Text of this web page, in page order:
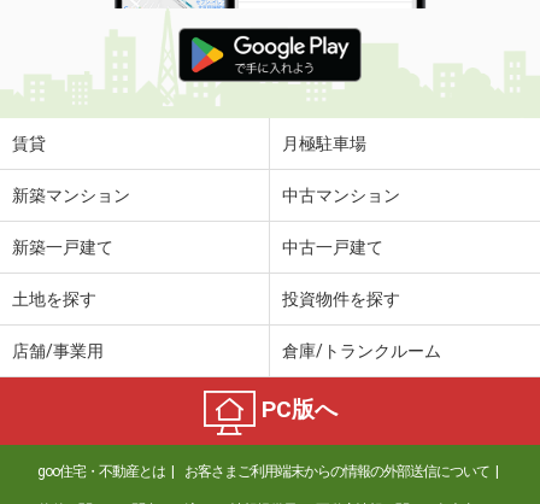
賃貸 月極駐車場
新築マンション 中古マンション
新築一戸建て 中古一戸建て
土地を探す 投資物件を探す
店舗/事業用 倉庫/トランクルーム
PC版へ
goo住宅・不動産とは お客さまご利用端末からの情報の外部送信について